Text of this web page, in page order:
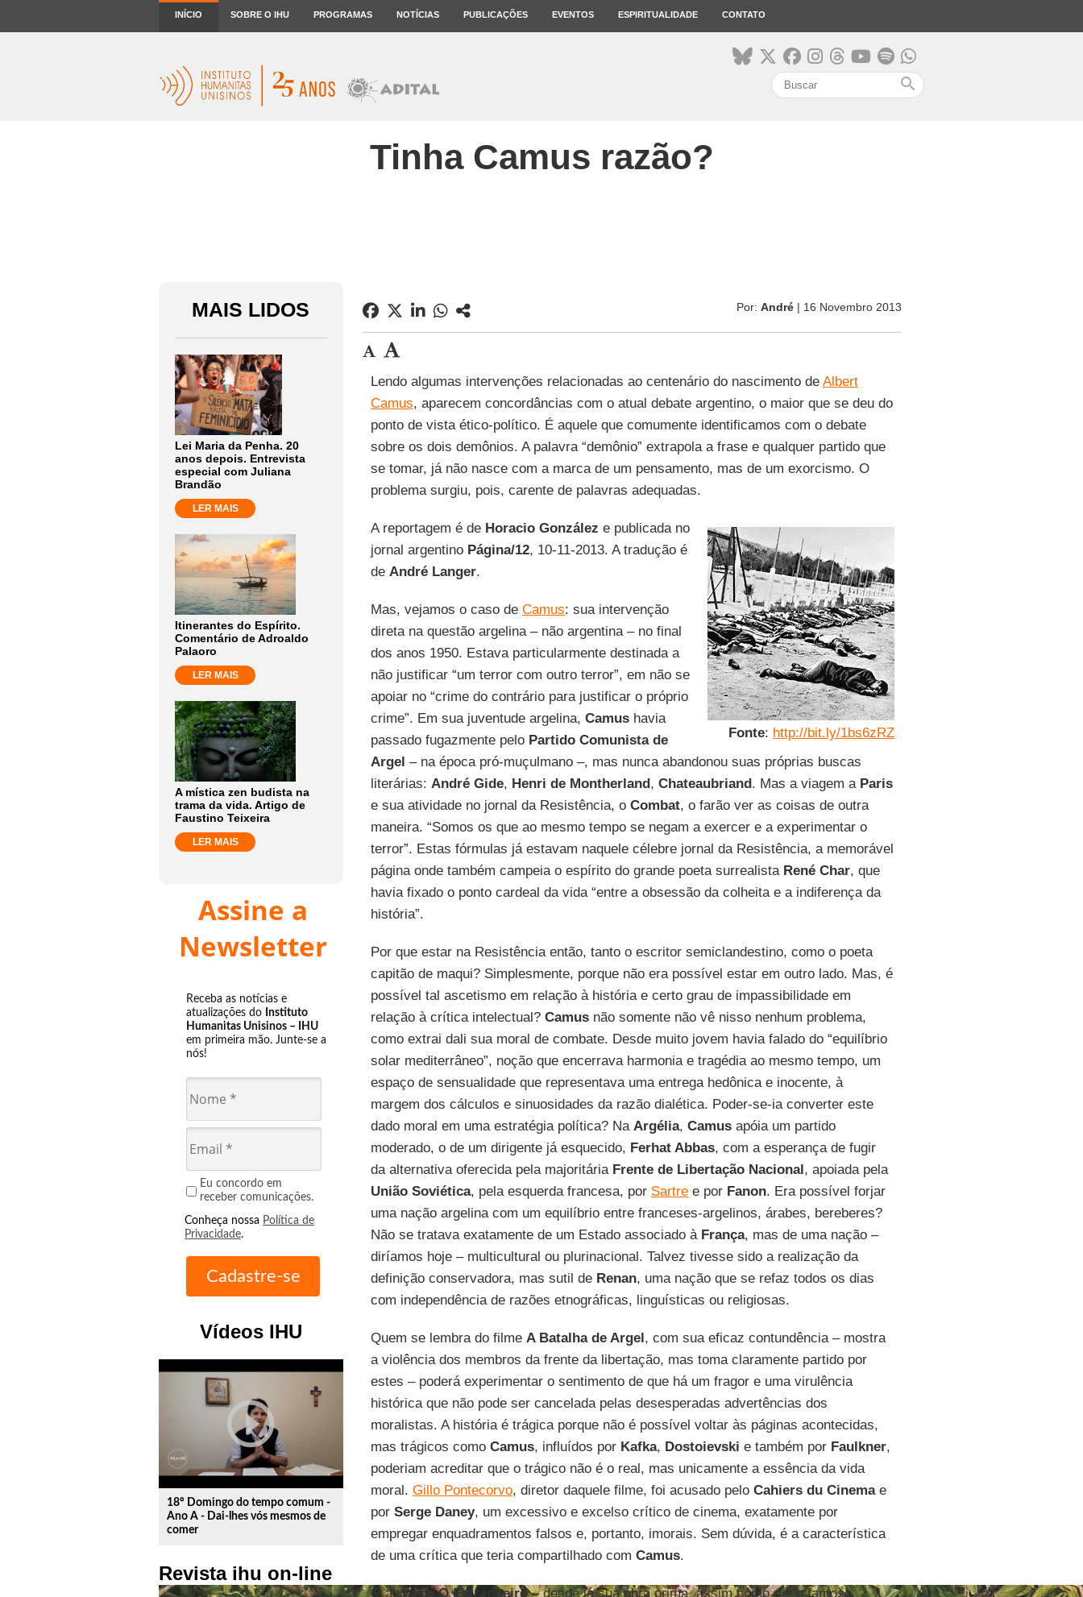
INÍCIO SOBRE O IHU PROGRAMAS NOTÍCIAS PUBLICAÇÕES EVENTOS ESPIRITUALIDADE CONTATO
search
Tinha Camus razão?
MAIS LIDOS
Lei Maria da Penha. 20
anos depois. Entrevista
especial com Juliana
Brandão
LER MAIS
Itinerantes do Espírito.
Comentário de Adroaldo
Palaoro
LER MAIS
A mística zen budista na
trama da vida. Artigo de
Faustino Teixeira
LER MAIS
Assine a
Newsletter
Receba as notícias e
atualizações do Instituto
Humanitas Unisinos – IHU
em primeira mão. Junte-se a
nós!
Eu concordo em
receber comunicações.
Conheça nossa Política de
Privacidade.
Vídeos IHU
play_circle_outline
18º Domingo do tempo comum -
Ano A - Dai-lhes vós mesmos de
comer
Revista ihu on-line
Por: André| 16 Novembro 2013
Lendo algumas intervenções relacionadas ao centenário do nascimento de Albert
Camus, aparecem concordâncias com o atual debate argentino, o maior que se deu do
ponto de vista ético-político. É aquele que comumente identificamos com o debate
sobre os dois demônios. A palavra “demônio” extrapola a frase e qualquer partido que
se tomar, já não nasce com a marca de um pensamento, mas de um exorcismo. O
problema surgiu, pois, carente de palavras adequadas.
Fonte: http://bit.ly/1bs6zRZ
A reportagem é de Horacio González e publicada no
jornal argentinoPágina/12, 10-11-2013. A tradução é
de André Langer.
Mas, vejamos o caso de Camus: sua intervenção
direta na questão argelina – não argentina – no final
dos anos 1950. Estava particularmente destinada a
não justificar “um terror com outro terror”, em não se
apoiar no “crime do contrário para justificar o próprio
crime”. Em sua juventude argelina, Camushavia
passado fugazmente pelo Partido Comunista de
Argel – na época pró-muçulmano –, mas nunca abandonou suas próprias buscas
literárias: André Gide, Henri de Montherland, Chateaubriand. Mas a viagem a Paris
e sua atividade no jornal da Resistência, o Combat, o farão ver as coisas de outra
maneira. “Somos os que ao mesmo tempo se negam a exercer e a experimentar o
terror”. Estas fórmulas já estavam naquele célebre jornal da Resistência, a memorável
página onde também campeia o espírito do grande poeta surrealista René Char, que
havia fixado o ponto cardeal da vida “entre a obsessão da colheita e a indiferença da
história”.
Por que estar na Resistência então, tanto o escritor semiclandestino, como o poeta
capitão de maqui? Simplesmente, porque não era possível estar em outro lado. Mas, é
possível tal ascetismo em relação à história e certo grau de impassibilidade em
relação à crítica intelectual? Camusnão somente não vê nisso nenhum problema,
como extrai dali sua moral de combate. Desde muito jovem havia falado do “equilíbrio
solar mediterrâneo”, noção que encerrava harmonia e tragédia ao mesmo tempo, um
espaço de sensualidade que representava uma entrega hedônica e inocente, à
margem dos cálculos e sinuosidades da razão dialética. Poder-se-ia converter este
dado moral em uma estratégia política? Na Argélia, Camusapóia um partido
moderado, o de um dirigente já esquecido, Ferhat Abbas, com a esperança de fugir
da alternativa oferecida pela majoritária Frente de Libertação Nacional, apoiada pela
União Soviética, pela esquerda francesa, por Sartree por Fanon. Era possível forjar
uma nação argelina com um equilíbrio entre franceses-argelinos, árabes, bereberes?
Não se tratava exatamente de um Estado associado à França, mas de uma nação –
diríamos hoje – multicultural ou plurinacional. Talvez tivesse sido a realização da
definição conservadora, mas sutil de Renan, uma nação que se refaz todos os dias
com independência de razões etnográficas, linguísticas ou religiosas.
Quem se lembra do filme A Batalha de Argel, com sua eficaz contundência – mostra
a violência dos membros da frente da libertação, mas toma claramente partido por
estes – poderá experimentar o sentimento de que há um fragor e uma virulência
histórica que não pode ser cancelada pelas desesperadas advertências dos
moralistas. A história é trágica porque não é possível voltar às páginas acontecidas,
mas trágicos como Camus, influídos por Kafka, Dostoievski e também por Faulkner,
poderiam acreditar que o trágico não é o real, mas unicamente a essência da vida
moral. Gillo Pontecorvo, diretor daquele filme, foi acusado pelo Cahiers du Cinemae
por Serge Daney, um excessivo e excelso crítico de cinema, exatamente por
empregar enquadramentos falsos e, portanto, imorais. Sem dúvida, é a característica
de uma crítica que teria compartilhado com Camus.
O autor deO Estrangeiro– desde já sua obra prima, assim como o é o famoso